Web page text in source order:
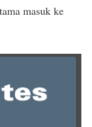
masuk ke